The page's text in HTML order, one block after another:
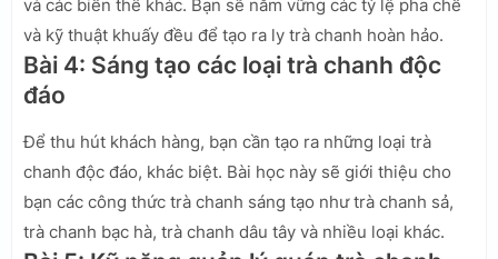
và các biến thể khác. Bạn sẽ nắm vững các tỷ lệ pha chế
và kỹ thuật khuấy đều để tạo ra ly trà chanh hoàn hảo.
Bài 4: Sáng tạo các loại trà chanh độc
đáo
Để thu hút khách hàng, bạn cần tạo ra những loại trà
chanh độc đáo, khác biệt. Bài học này sẽ giới thiệu cho
bạn các công thức trà chanh sáng tạo như trà chanh sả,
trà chanh bạc hà, trà chanh dâu tây và nhiều loại khác.